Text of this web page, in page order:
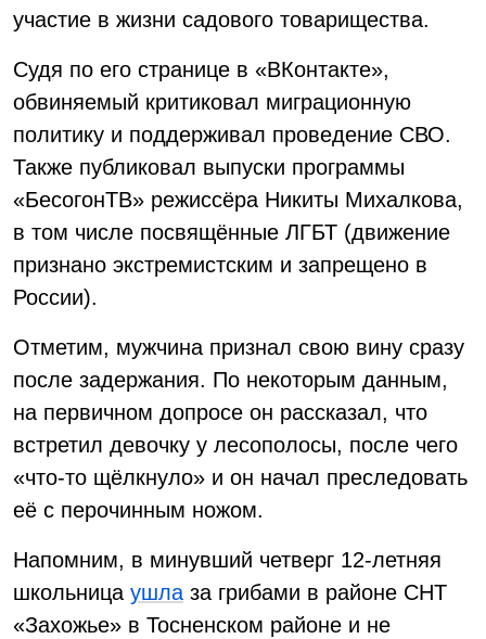
участие в жизни садового товарищества.
Судя по его странице в «ВКонтакте»,
обвиняемый критиковал миграционную
политику и поддерживал проведение СВО.
Также публиковал выпуски программы
«БесогонТВ» режиссёра Никиты Михалкова,
в том числе посвящённые ЛГБТ (движение
признано экстремистским и запрещено в
России).
Отметим, мужчина признал свою вину сразу
после задержания. По некоторым данным,
на первичном допросе он рассказал, что
встретил девочку у лесополосы, после чего
«что-то щёлкнуло» и он начал преследовать
её с перочинным ножом.
Напомним, в минувший четверг 12-летняя
школьница ушла за грибами в районе СНТ
«Захожье» в Тосненском районе и не